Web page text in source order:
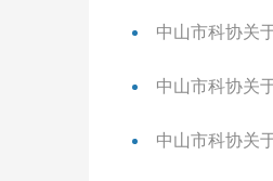
中山市科协关
中山市科协关
中山市科协关